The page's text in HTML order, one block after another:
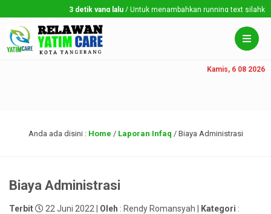
3 detik yang lalu/ Untuk menambahkan running text silahkan
Kamis, 6 08 2026
Anda ada disini : Home / Laporan Infaq / Biaya Administrasi
Biaya Administrasi
Terbit 22 Juni 2022 | Oleh : Rendy Romansyah | Kategori :